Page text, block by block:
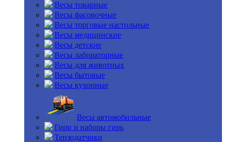
Весы товарные
Весы фасовочные
Весы торговые настольные
Весы медицинские
Весы детские
Весы лабораторные
Весы для животных
Весы бытовые
Весы кухонные
Весы автомобильные
Гири и наборы гирь
Тензодатчики